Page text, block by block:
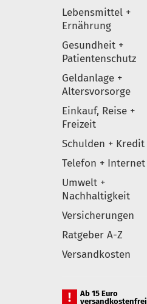
Lebensmittel +
Ernährung
Gesundheit +
Patientenschutz
Geldanlage +
Altersvorsorge
Einkauf, Reise +
Freizeit
Schulden + Kredit
Telefon + Internet
Umwelt +
Nachhaltigkeit
Versicherungen
Ratgeber A-Z
Versandkosten
Ab 15 Euro
versandkostenfrei